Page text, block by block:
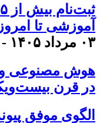
آموزشی تا
۰۳ مرداد ۱۴۰۵ - ۱۱:۳۵
هوش مصنوعی و
در قرن
الگوی موفق